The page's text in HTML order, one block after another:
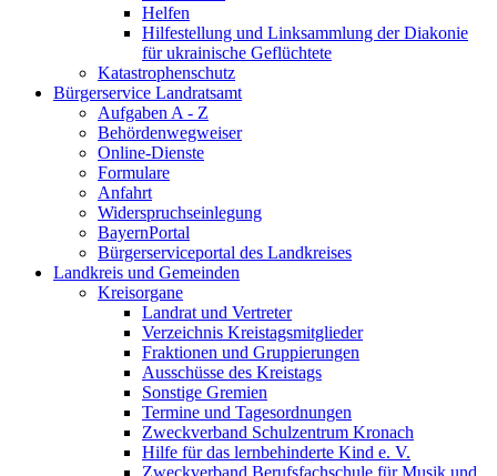
Helfen
Hilfestellung und Linksammlung der Diakonie
für ukrainische Geflüchtete
Katastrophenschutz
Bürgerservice Landratsamt
Aufgaben A - Z
Behördenwegweiser
Online-Dienste
Formulare
Anfahrt
Widerspruchseinlegung
BayernPortal
Bürgerserviceportal des Landkreises
Landkreis und Gemeinden
Kreisorgane
Landrat und Vertreter
Verzeichnis Kreistagsmitglieder
Fraktionen und Gruppierungen
Ausschüsse des Kreistags
Sonstige Gremien
Termine und Tagesordnungen
Zweckverband Schulzentrum Kronach
Hilfe für das lernbehinderte Kind e. V.
Zweckverband Berufsfachschule für Musik und